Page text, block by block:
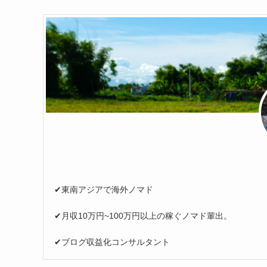
✔︎東南アジアで海外ノマド
✔︎月収10万円~100万円以上の稼ぐノマド輩出。
✔︎ブログ収益化コンサルタント